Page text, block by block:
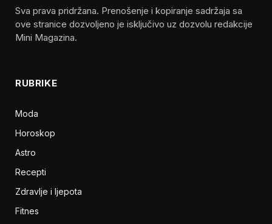
Sva prava pridržana. Prenošenje i kopiranje sadržaja sa
ove stranice dozvoljeno je isključivo uz dozvolu redakcije
Mini Magazina.
RUBRIKE
Moda
Horoskop
Astro
Recepti
Zdravlje i ljepota
Fitnes